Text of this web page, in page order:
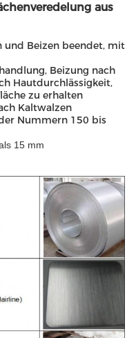
aus
und Beizen beendet, mit
Beizung nach
Hautdurchlässigkeit,
zu erhalten
Kaltwalzen
Nummern 150 bis
15 mm